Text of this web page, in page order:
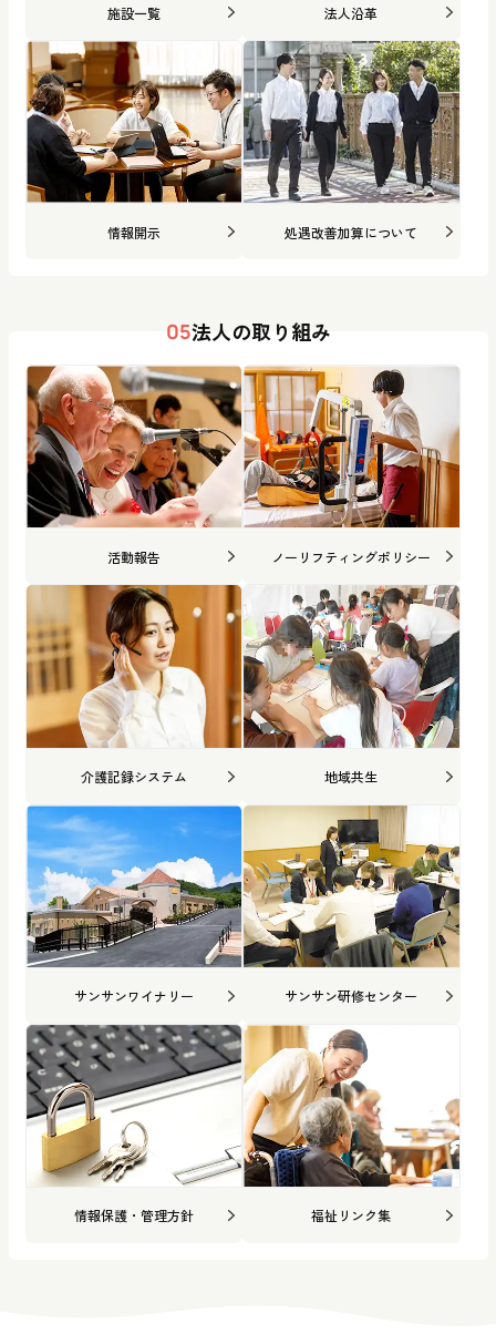
施設一覧 法人沿革
情報開示 処遇改善加算について
05法人の取り組み
活動報告 ノーリフティングポリシー
介護記録システム 地域共生
サンサンワイナリー サンサン研修センター
情報保護・管理方針 福祉リンク集